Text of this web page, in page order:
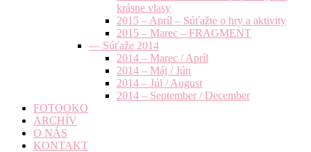
krásne vlasy
2015 – Apríl – Súťažte o hry a aktivity
2015 – Marec – FRAGMENT
— Súťaže 2014
2014 – Marec / Apríl
2014 – Máj / Jún
2014 – Júl / August
2014 – September / December
FOTOOKO
ARCHÍV
O NÁS
KONTAKT